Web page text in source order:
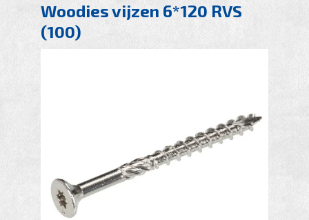
Woodies vijzen 6*120 RVS
(100)